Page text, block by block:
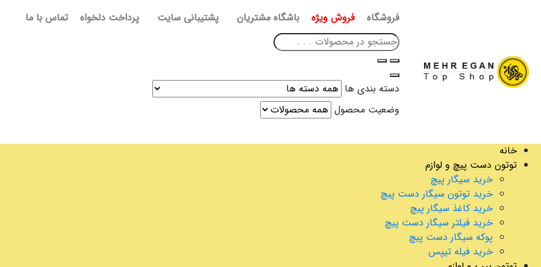
فروشگاه فروش ویژه باشگاه مشتریان پشتیبانی سایت پرداخت دلخواه تماس با ما
دسته بندی ها
وضعیت محصول
خانه
توتون دست پیچ و لوازم
خرید سیگار پیچ
خرید توتون سیگار دست پیچ
خرید کاغذ سیگار پیچ
خرید فیلتر سیگار دست پیچ
پوکه سیگار دست پیچ
خرید فیله تیپس